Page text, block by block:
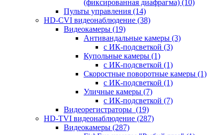
(фиксированная диафрагма) (10)
Пульты управления (14)
HD-CVI видеонаблюдение (38)
Видеокамеры (19)
Антивандальные камеры (3)
с ИК-подсветкой (3)
Купольные камеры (1)
с ИК-подсветкой (1)
Скоростные поворотные камеры (1)
с ИК-подсветкой (1)
Уличные камеры (7)
с ИК-подсветкой (7)
Видеорегистраторы (19)
HD-TVI видеонаблюдение (287)
Видеокамеры (287)